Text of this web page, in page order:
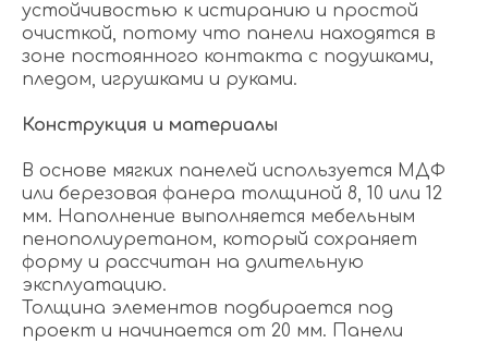
устойчивостью к истиранию и простой
очисткой, потому что панели находятся в
зоне постоянного контакта с подушками,
пледом, игрушками и руками.
Конструкция и материалы
В основе мягких панелей используется МДФ
или березовая фанера толщиной 8, 10 или 12
мм. Наполнение выполняется мебельным
пенополиуретаном, который сохраняет
форму и рассчитан на длительную
эксплуатацию.
Толщина элементов подбирается под
проект и начинается от 20 мм. Панели